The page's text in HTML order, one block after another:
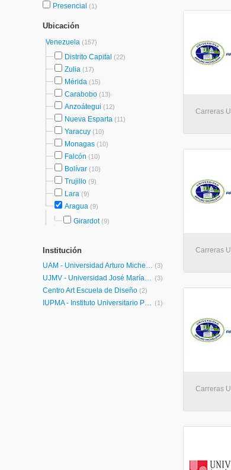
Presencial (1)
Ubicación
Venezuela (157)
Distrito Capital (22)
Zulia (17)
Mérida (15)
Carabobo (13)
Anzoátegui (12)
Nueva Esparta (11)
Yaracuy (10)
Monagas (10)
Falcón (10)
Bolívar (10)
Trujillo (9)
Lara (9)
Aragua (9)
Girardot(9)
Institución
UAM - Universidad Arturo Michelena (3)
UJMV - Universidad José María Vargas (3)
Centro Art Escuela de Diseño (2)
IUPMA - Instituto Universitario Pedagógico Monseñor Rafael Arias Blanco (1)
Carreras
Carreras
Carreras